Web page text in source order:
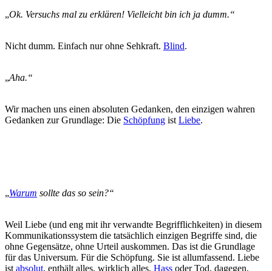
„Ok. Versuchs mal zu erklären! Vielleicht bin ich ja dumm.“
Nicht dumm. Einfach nur ohne Sehkraft. Blind.
„Aha.“
Wir machen uns einen absoluten Gedanken, den einzigen wahren
Gedanken zur Grundlage: Die Schöpfung ist Liebe.
„Warum sollte das so sein?“
Weil Liebe (und eng mit ihr verwandte Begrifflichkeiten) in diesem
Kommunikationssystem die tatsächlich einzigen Begriffe sind, die
ohne Gegensätze, ohne Urteil auskommen. Das ist die Grundlage
für das Universum. Für die Schöpfung. Sie ist allumfassend. Liebe
ist absolut, enthält alles, wirklich alles. Hass oder Tod, dagegen,